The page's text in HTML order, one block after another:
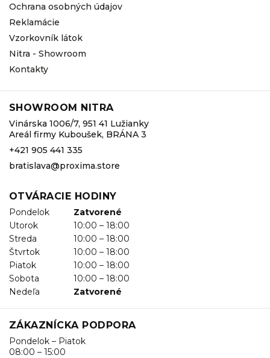
Ochrana osobných údajov
Reklamácie
Vzorkovník látok
Nitra - Showroom
Kontakty
SHOWROOM NITRA
Vinárska 1006/7, 951 41 Lužianky
Areál firmy Kuboušek, BRÁNA 3
+421 905 441 335
bratislava@proxima.store
OTVÁRACIE HODINY
Pondelok
Zatvorené
Utorok
10:00 – 18:00
Streda
10:00 – 18:00
Štvrtok
10:00 – 18:00
Piatok
10:00 – 18:00
Sobota
10:00 – 18:00
Nedeľa
Zatvorené
ZÁKAZNÍCKA PODPORA
Pondelok – Piatok
08:00 – 15:00